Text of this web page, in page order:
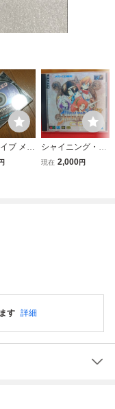
ブ メガ
ィード
円
シャイニング・フ
ォースCD メガCD
現在 2,000円
す 詳細